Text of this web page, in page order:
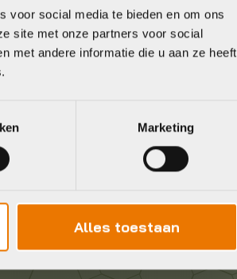
voor social media te bieden en om ons
site met onze partners voor social
met andere informatie die u aan ze heeft
Marketing
Alles toestaan